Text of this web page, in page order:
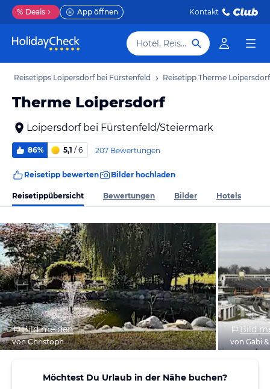
% Deals App öffnen Kontakt
Hotel, Reiseziel
Reisetipps Loipersdorf bei Fürstenfeld Reisetipp Therme Loipersdorf
Therme Loipersdorf
Loipersdorf bei Fürstenfeld/Steiermark
86% 5,1 / 6 207 Bewertungen
Reisetipp bewerten Bilder hochladen
Reisetippübersicht Bewertungen Bilder Hotels
Bild melden
von Christoph
Bild
von Gabi
Möchtest Du Urlaub in der Nähe buchen?